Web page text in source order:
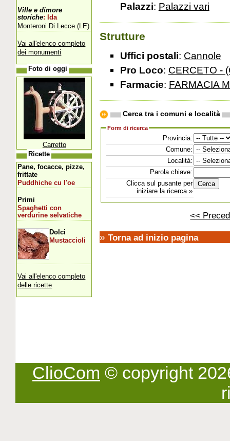
Palazzi: Palazzi vari
Strutture
Uffici postali: Cannole
Pro Loco: CERCETO -
Farmacie: FARMACIA
Cerca tra i comuni e località
Form di ricerca
Provincia:
Comune:
Località:
Parola chiave:
Clicca sul pusante per
iniziare la ricerca »
<<
» Torna ad inizio pagina
Ville e dimore
storiche: Ida
Monteroni Di Lecce (LE)
Vai all'elenco completo
dei monumenti
Foto di oggi
Carretto
Ricette
Pane, focacce, pizze,
frittate
Puddhiche cu l'oe
Primi
Spaghetti con
verdurine selvatiche
Dolci
Mustaccioli
Vai all'elenco completo
delle ricette
ClioCom © copyright